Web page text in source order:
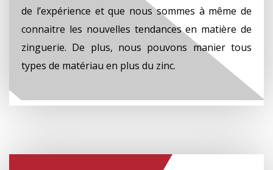
de l’expérience et que nous sommes à même de
connaitre les nouvelles tendances en matière de
zinguerie. De plus, nous pouvons manier tous
types de matériau en plus du zinc.